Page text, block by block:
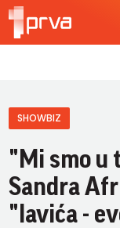
SHOWBIZ
"Mi smo u
Sandra
"lavića -